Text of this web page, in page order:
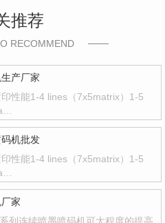
推荐
RECOMMEND
产厂家
性能1-4 lines（7x5matrix）1-5
机批发
性能1-4 lines（7x5matrix）1-5
家